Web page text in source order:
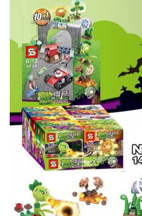
Подробные условия всех